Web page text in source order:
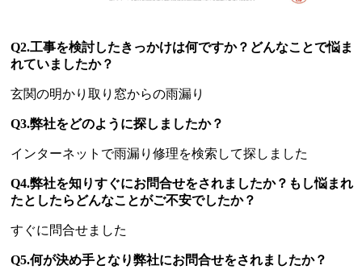
Q2.工事を検討したきっかけは何ですか？どんなことで悩ま
れていましたか？
玄関の明かり取り窓からの雨漏り
Q3.弊社をどのように探しましたか？
インターネットで雨漏り修理を検索して探しました
Q4.弊社を知りすぐにお問合せをされましたか？もし悩まれ
たとしたらどんなことがご不安でしたか？
すぐに問合せました
Q5.何が決め手となり弊社にお問合せをされましたか？